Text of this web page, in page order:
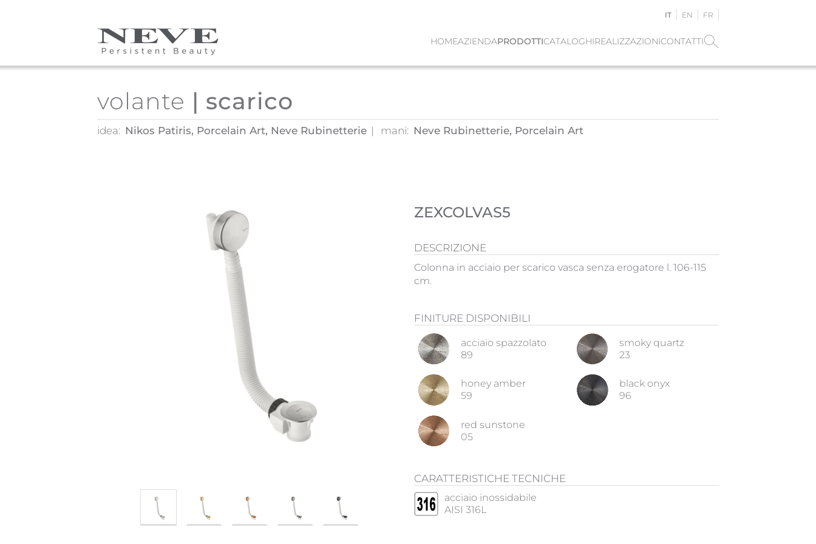
Skip to main content
IT EN FR
HOMEAZIENDAPRODOTTICATALOGHIREALIZZAZIONICONTATTI
volante | scarico
idea: Nikos Patiris, Porcelain Art, Neve Rubinetterie mani: Neve Rubinetterie, Porcelain Art
ZEXCOLVAS5
DESCRIZIONE
Colonna in acciaio per scarico vasca senza erogatore l. 106-115
cm.
FINITURE DISPONIBILI
acciaio spazzolato
89
smoky quartz
23
honey amber
59
black onyx
96
red sunstone
05
CARATTERISTICHE TECNICHE
acciaio inossidabile
AISI 316L